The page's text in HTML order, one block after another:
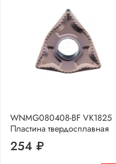
WNMG080408-BF VK1825
Пластина твердосплавная
254 ₽